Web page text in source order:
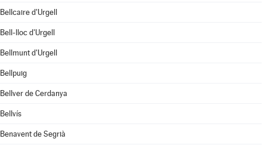
Bellcaire d'Urgell
Bell-lloc d'Urgell
Bellmunt d'Urgell
Bellpuig
Bellver de Cerdanya
Bellvís
Benavent de Segrià